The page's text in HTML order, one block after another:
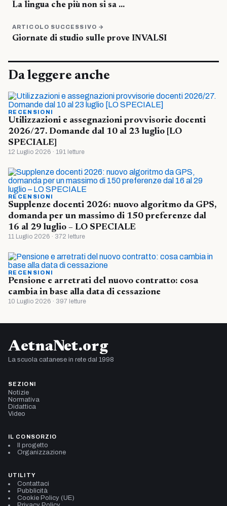
La lingua che più non si sa …
ARTICOLO SUCCESSIVO →
Giornate di studio sulle prove INVALSI
Da leggere anche
RECENSIONI
Utilizzazioni e assegnazioni provvisorie docenti
2026/27. Domande dal 10 al 23 luglio [LO
SPECIALE]
12 Luglio 2026 · 191 letture
RECENSIONI
Supplenze docenti 2026: nuovo algoritmo da GPS,
domanda per un massimo di 150 preferenze dal
16 al 29 luglio – LO SPECIALE
11 Luglio 2026 · 372 letture
RECENSIONI
Pensione e arretrati del nuovo contratto: cosa
cambia in base alla data di cessazione
10 Luglio 2026 · 397 letture
AetnaNet.org
La scuola catanese in rete dal 1998
SEZIONI
Notizie
Normativa
Didattica
Video
IL CONSORZIO
Il progetto
Organizzazione
UTILITY
Contattaci
Pubblicità
Cookie Policy (UE)